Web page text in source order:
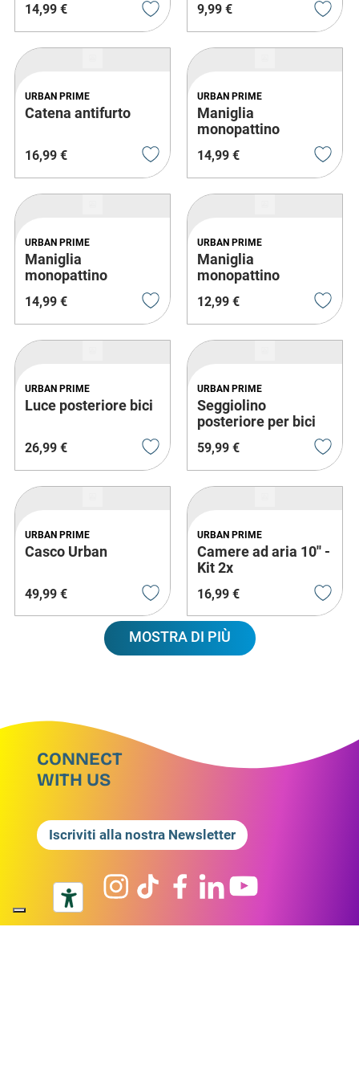
14,99 € 9,99 €
URBAN PRIME
Catena antifurto
16,99 €
URBAN PRIME
Maniglia
monopattino
14,99 €
URBAN PRIME
Maniglia
monopattino
14,99 €
URBAN PRIME
Maniglia
monopattino
12,99 €
URBAN PRIME
Luce posteriore bici
26,99 €
URBAN PRIME
Seggiolino
posteriore per bici
59,99 €
URBAN PRIME
Casco Urban
49,99 €
URBAN PRIME
Camere ad aria 10'' -
Kit 2x
16,99 €
MOSTRA DI PIÙ
CONNECT
WITH US
Iscriviti alla nostra Newsletter